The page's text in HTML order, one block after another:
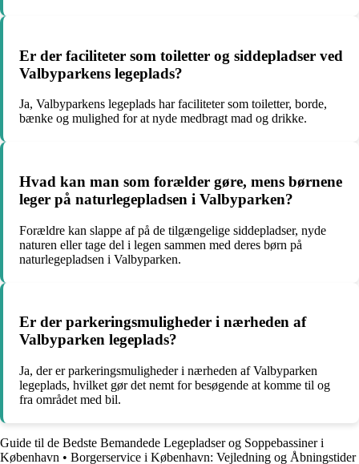
Er der faciliteter som toiletter og siddepladser ved
Valbyparkens legeplads?
Ja, Valbyparkens legeplads har faciliteter som toiletter, borde,
bænke og mulighed for at nyde medbragt mad og drikke.
Hvad kan man som forælder gøre, mens børnene
leger på naturlegepladsen i Valbyparken?
Forældre kan slappe af på de tilgængelige siddepladser, nyde
naturen eller tage del i legen sammen med deres børn på
naturlegepladsen i Valbyparken.
Er der parkeringsmuligheder i nærheden af
Valbyparken legeplads?
Ja, der er parkeringsmuligheder i nærheden af Valbyparken
legeplads, hvilket gør det nemt for besøgende at komme til og
fra området med bil.
Guide til de Bedste Bemandede Legepladser og Soppebassiner i
København • Borgerservice i København: Vejledning og Åbningstider